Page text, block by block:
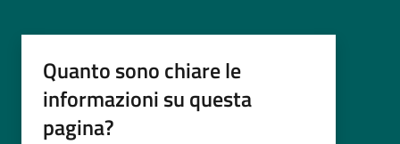
Quanto sono chiare le
informazioni su questa
pagina?